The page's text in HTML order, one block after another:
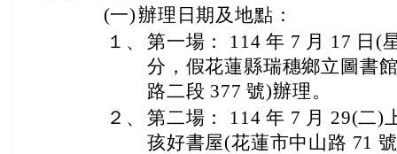
(一)辦理日期及地點：
１、 第一場： 114 年 7 月 17 日(
分，假花蓮縣瑞穗鄉立圖書
路二段 377 號)辦理。
２、 第二場： 114 年 7 月 29(二)
孩好書屋(花蓮市中山路 71